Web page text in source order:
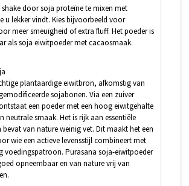
shake door soja proteïne te mixen met
u lekker vindt. Kies bijvoorbeeld voor
meer smeuïgheid of extra fluff. Het poeder is
als soja eiwitpoeder met cacaosmaak.
plantaardige eiwitbron, afkomstig van
sojabonen. Via een zuiver
een poeder met een hoog eiwitgehalte
neutrale smaak. Het is rijk aan essentiële
van nature weinig vet. Dit maakt het een
wie een actieve levensstijl combineert met
voedingspatroon. Purasana soja-eiwitpoeder
opneembaar en van nature vrij van